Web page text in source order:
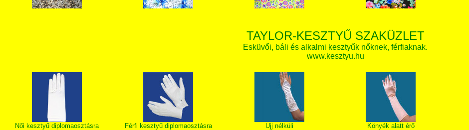
TAYLOR-KESZTYŰ SZAKÜZLET
Esküvői, báli és alkalmi kesztyűk nőknek, férfiaknak.
www.kesztyu.hu
Női kesztyű diplomaosztásra Férfi kesztyű diplomaosztásra Ujj nélküli Könyék alatt érő